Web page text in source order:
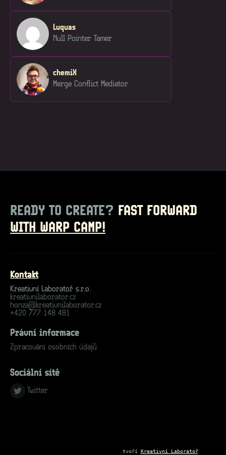
Luquas
Null Pointer Tamer
chemiX
Merge Conflict Mediator
READY TO CREATE? FAST FORWARD
WITH WARP CAMP!
Kontakt
Kreativní Laboratoř s.r.o.
kreativnilaborator.cz
honza@kreativnilaborator.cz
+420 777 148 481
Právní informace
Zpracování osobních údajů
Sociální sítě
Twitter
tvoří Kreativní Laboratoř